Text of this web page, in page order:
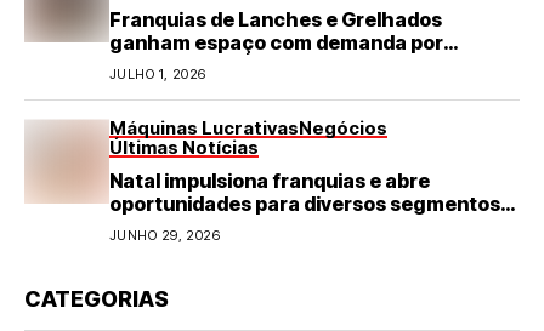
Franquias de Lanches e Grelhados
ganham espaço com demanda por
refeições rápidas e de qualidade
JULHO 1, 2026
Máquinas LucrativasNegócios
Últimas Notícias
Natal impulsiona franquias e abre
oportunidades para diversos segmentos
do varejo
JUNHO 29, 2026
CATEGORIAS